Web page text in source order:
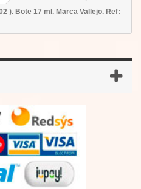
). Bote 17 ml. Marca Vallejo. Ref: